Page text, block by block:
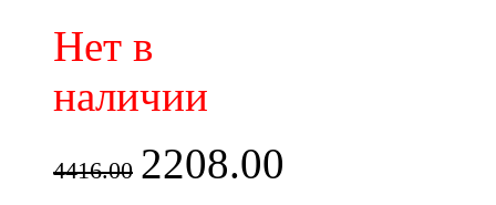
Нет в
наличии
4416.00 2208.00